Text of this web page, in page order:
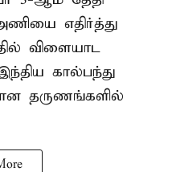
எதிர்த்து
விளையாட
கால்பந்து
தருணங்களில்